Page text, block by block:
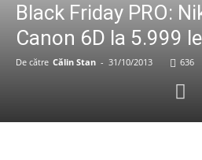
Black Friday PRO:
Canon 6D la 5.999
De către Călin Stan - 31/10/2013 636